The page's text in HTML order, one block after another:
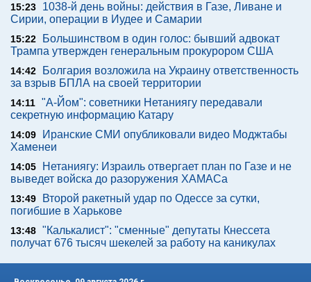
15:23
1038-й день войны: действия в Газе, Ливане и
Сирии, операции в Иудее и Самарии
15:22
Большинством в один голос: бывший адвокат
Трампа утвержден генеральным прокурором США
14:42
Болгария возложила на Украину ответственность
за взрыв БПЛА на своей территории
14:11 "А-Йом": советники Нетаниягу передавали
секретную информацию Катару
14:09
Иранские СМИ опубликовали видео Моджтабы
Хаменеи
14:05
Нетаниягу: Израиль отвергает план по Газе и не
выведет войска до разоружения ХАМАСа
13:49
Второй ракетный удар по Одессе за сутки,
погибшие в Харькове
13:48 "Калькалист": "сменные" депутаты Кнессета
получат 676 тысяч шекелей за работу на каникулах